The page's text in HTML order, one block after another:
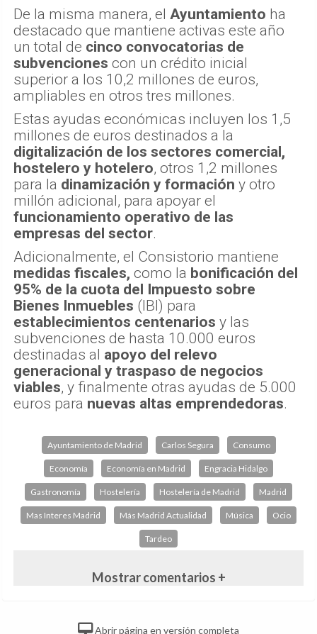
De la misma manera, el Ayuntamiento ha
destacado que mantiene activas este año
un total de cinco convocatorias de
subvenciones con un crédito inicial
superior a los 10,2 millones de euros,
ampliables en otros tres millones.
Estas ayudas económicas incluyen los 1,5
millones de euros destinados a la
digitalización de los sectores comercial,
hostelero y hotelero, otros 1,2 millones
para la dinamización y formación y otro
millón adicional, para apoyar el
funcionamiento operativo de las
empresas del sector.
Adicionalmente, el Consistorio mantiene
medidas fiscales, como la bonificación del
95% de la cuota del Impuesto sobre
Bienes Inmuebles (IBI) para
establecimientos centenarios y las
subvenciones de hasta 10.000 euros
destinadas al apoyo del relevo
generacional y traspaso de negocios
viables, y finalmente otras ayudas de 5.000
euros para nuevas altas emprendedoras.
Ayuntamiento de Madrid Carlos Segura Consumo
Economía Economía en Madrid Engracia Hidalgo
Gastronomía Hostelería Hostelería de Madrid Madrid
Mas Interes Madrid Más Madrid Actualidad Música Ocio
Tardeo
Mostrar comentarios +
Abrir página en versión completa